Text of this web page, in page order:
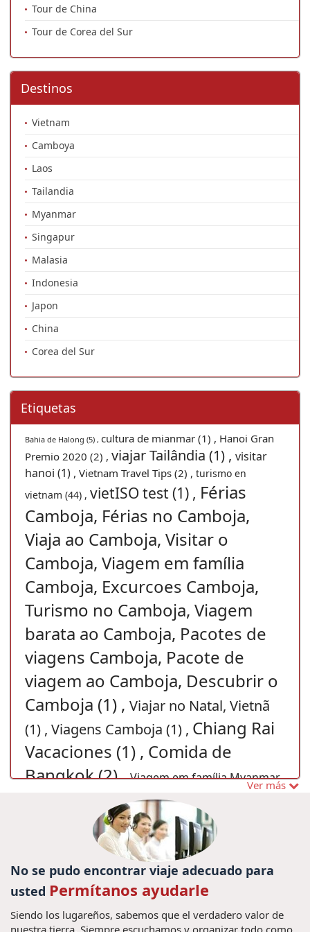
Tour de China
Tour de Corea del Sur
Destinos
Vietnam
Camboya
Laos
Tailandia
Myanmar
Singapur
Malasia
Indonesia
Japon
China
Corea del Sur
Etiquetas
Bahia de Halong (5) , cultura de mianmar (1) , Hanoi Gran
Premio 2020 (2) , viajar Tailândia (1) , visitar
hanoi (1) , Vietnam Travel Tips (2) , turismo en
vietnam (44) , vietISO test (1) , Férias
Camboja, Férias no Camboja,
Viaja ao Camboja, Visitar o
Camboja, Viagem em família
Camboja, Excurcoes Camboja,
Turismo no Camboja, Viagem
barata ao Camboja, Pacotes de
viagens Camboja, Pacote de
viagem ao Camboja, Descubrir o
Camboja (1) , Viajar no Natal, Vietnã
(1) , Viagens Camboja (1) , Chiang Rai
Vacaciones (1) , Comida de
Bangkok (2) ,Viagem em família Myanmar
Vietnam, Viajes Mui Ne (1) ,cuentos de vietnam (1) ,
consejos de viaje a Tailandia (8) ,viagens no Vietnã (1) ,
Guia de Vietnam (1) ,Recorrido Tailandia (5) ,
Paquetes de viajes Camboya (3) ,
vacaciones vietnam (164) ,
viajar halong (1) ,Vietnã Grand Prix (1) ,
vietname (1) ,Sapa Vietnam (1) ,visitar
Ver más
No se pudo encontrar viaje adecuado para
usted Permítanos ayudarle
Siendo los lugareños, sabemos que el verdadero valor de
nuestra tierra. Siempre escuchamos y organizar todo como